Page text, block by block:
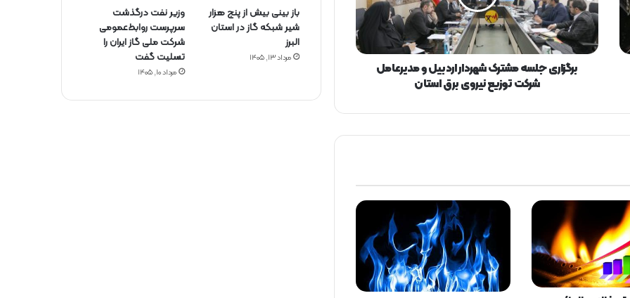
ر
ی
ج
ل
ش
ه
ر
ر
ا
ر
د
برگزاری جلسه مشترک شهردار اردبیل و مدیرعامل
شرکت توزیع نیروی برق استان
باز بینی بیش از پنج هزار
شیر شبکه گاز در استان
البرز
مرداد ۱۳, ۱۴۰۵
وزیر نفت درگذشت
سرپرست روابط‌عمومی
شرکت ملی گاز ایران را
تسلیت گفت
مرداد ۱۰, ۱۴۰۵